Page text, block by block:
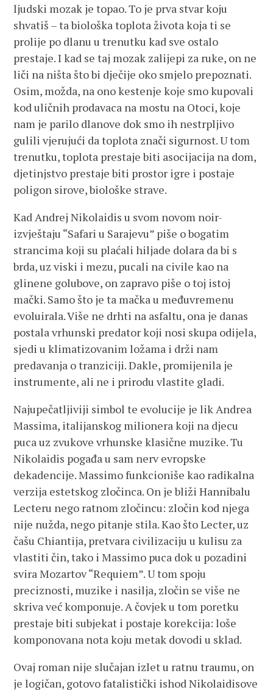
ljudski mozak je topao. To je prva stvar koju
shvatiš – ta biološka toplota života koja ti se
prolije po dlanu u trenutku kad sve ostalo
prestaje. I kad se taj mozak zalijepi za ruke, on ne
liči na ništa što bi dječije oko smjelo prepoznati.
Osim, možda, na ono kestenje koje smo kupovali
kod uličnih prodavaca na mostu na Otoci, koje
nam je parilo dlanove dok smo ih nestrpljivo
gulili vjerujući da toplota znači sigurnost. U tom
trenutku, toplota prestaje biti asocijacija na dom,
djetinjstvo prestaje biti prostor igre i postaje
poligon sirove, biološke strave.
Kad Andrej Nikolaidis u svom novom noir-
izvještaju “Safari u Sarajevu” piše o bogatim
strancima koji su plaćali hiljade dolara da bi s
brda, uz viski i mezu, pucali na civile kao na
glinene golubove, on zapravo piše o toj istoj
mački. Samo što je ta mačka u međuvremenu
evoluirala. Više ne drhti na asfaltu, ona je danas
postala vrhunski predator koji nosi skupa odijela,
sjedi u klimatizovanim ložama i drži nam
predavanja o tranziciji. Dakle, promijenila je
instrumente, ali ne i prirodu vlastite gladi.
Najupečatljiviji simbol te evolucije je lik Andrea
Massima, italijanskog milionera koji na djecu
puca uz zvukove vrhunske klasične muzike. Tu
Nikolaidis pogađa u sam nerv evropske
dekadencije. Massimo funkcioniše kao radikalna
verzija estetskog zločinca. On je bliži Hannibalu
Lecteru nego ratnom zločincu: zločin kod njega
nije nužda, nego pitanje stila. Kao što Lecter, uz
čašu Chiantija, pretvara civilizaciju u kulisu za
vlastiti čin, tako i Massimo puca dok u pozadini
svira Mozartov “Requiem”. U tom spoju
preciznosti, muzike i nasilja, zločin se više ne
skriva već komponuje. A čovjek u tom poretku
prestaje biti subjekat i postaje korekcija: loše
komponovana nota koju metak dovodi u sklad.
Ovaj roman nije slučajan izlet u ratnu traumu, on
je logičan, gotovo fatalistički ishod Nikolaidisove